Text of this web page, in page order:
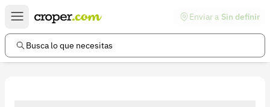
Enviar a Sin definir
Busca lo que necesitas
Enlaces de interés
Preguntas frecuentes